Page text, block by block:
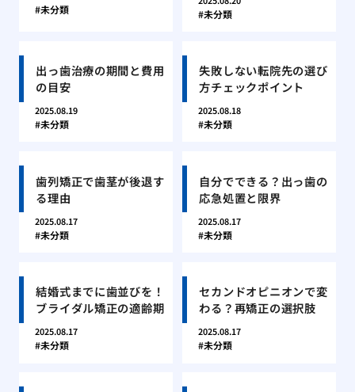
未分類 未分類
出っ歯治療の期間と費用
の目安
2025.08.19
未分類
失敗しない転院先の選び
方チェックポイント
2025.08.18
未分類
歯列矯正で歯茎が後退す
る理由
2025.08.17
未分類
自分でできる？出っ歯の
応急処置と限界
2025.08.17
未分類
結婚式までに歯並びを！
ブライダル矯正の適齢期
2025.08.17
未分類
セカンドオピニオンで変
わる？再矯正の選択肢
2025.08.17
未分類